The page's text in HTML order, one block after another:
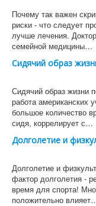
Почему так важен
риски - что следует
лучше лечения.
семейной медицины…
Сидячий образ
Сидячий образ жизни
работа американских
большое количество
сидя, коррелирует с…
Долголетие и
Долголетие и
фактор долголетия -
время для спорта!
положительно